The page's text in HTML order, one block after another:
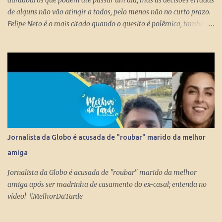
de alguns não vão atingir a todos, pelo menos não no curto prazo.
Felipe Neto é o mais citado quando o quesito é polêmica, também
imediatamente, mas com certeza isso pode chegar para muitos
logo logo. A Rede Mundial de Computadores permite que cada
cidadão tenha seus próprios meios de comunicação, seja um canal,
uma rádio online, blog ou mesmo perfis nas redes sociais que
levem qualquer mensagem para dezenas, centenas, milhares e até
milhões de pessoas no Brasil e no Mundo. Do dia para noite, a
Internet consegue produzir milionários, transformar anônimos
em celebridades e até criar fenômenos como Juliette, mas ai já é
Jornalista da Globo é acusada de "roubar" marido da melhor
amiga
Jornalista da Globo é acusada de "roubar" marido da melhor
amiga após ser madrinha de casamento do ex-casal; entenda no
vídeo! #MelhorDaTarde